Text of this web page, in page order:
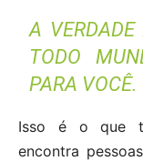
A
TODO
PARA VOCÊ.
Isso é o que
encontra